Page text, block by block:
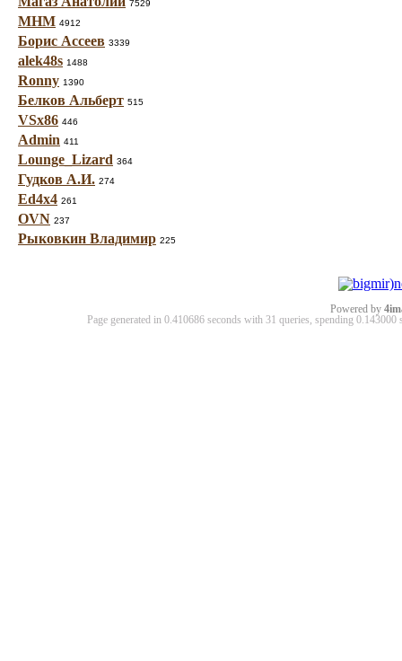
7529
МНМ 4912
Борис Ассеев 3339
alek48s 1488
Ronny 1390
Белков Альберт 515
VSx86 446
Admin 411
Lounge_Lizard 364
Гудков А.И. 274
Ed4x4 261
OVN 237
Рыковкин Владимир 225
Powered by
Page generated in 0.410686 seconds with 31 queries, spending